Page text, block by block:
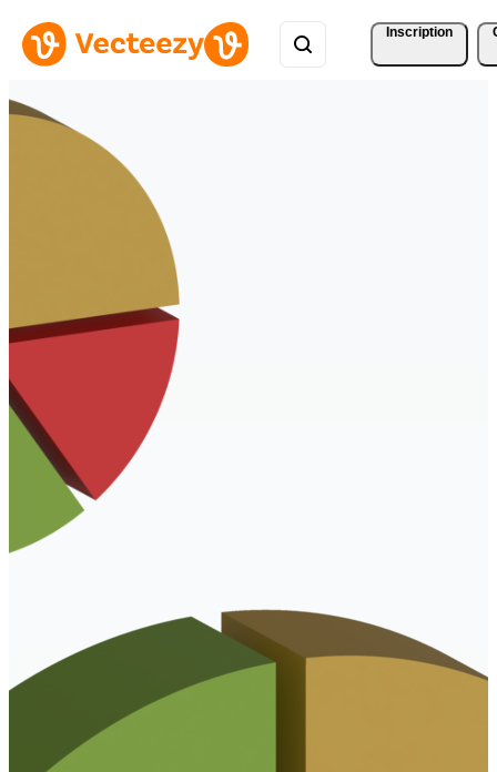
Inscription